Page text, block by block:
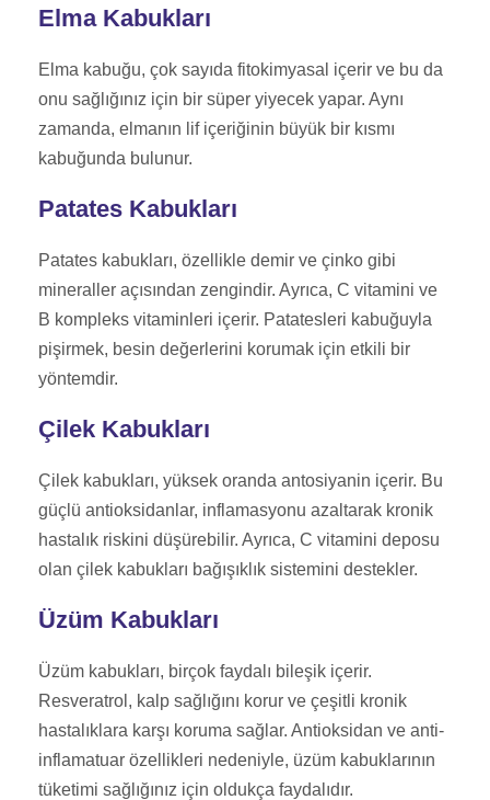
Elma Kabukları
Elma kabuğu, çok sayıda fitokimyasal içerir ve bu da
onu sağlığınız için bir süper yiyecek yapar. Aynı
zamanda, elmanın lif içeriğinin büyük bir kısmı
kabuğunda bulunur.
Patates Kabukları
Patates kabukları, özellikle demir ve çinko gibi
mineraller açısından zengindir. Ayrıca, C vitamini ve
B kompleks vitaminleri içerir. Patatesleri kabuğuyla
pişirmek, besin değerlerini korumak için etkili bir
yöntemdir.
Çilek Kabukları
Çilek kabukları, yüksek oranda antosiyanin içerir. Bu
güçlü antioksidanlar, inflamasyonu azaltarak kronik
hastalık riskini düşürebilir. Ayrıca, C vitamini deposu
olan çilek kabukları bağışıklık sistemini destekler.
Üzüm Kabukları
Üzüm kabukları, birçok faydalı bileşik içerir.
Resveratrol, kalp sağlığını korur ve çeşitli kronik
hastalıklara karşı koruma sağlar. Antioksidan ve anti-
inflamatuar özellikleri nedeniyle, üzüm kabuklarının
tüketimi sağlığınız için oldukça faydalıdır.